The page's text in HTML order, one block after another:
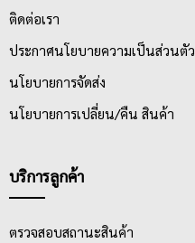
ติดต่อเรา
ประกาศนโยบายความเป็นส่วนตัว
นโยบายการจัดส่ง
นโยบายการเปลี่ยน/คืน สินค้า
บริการลูกค้า
ตรวจสอบสถานะสินค้า